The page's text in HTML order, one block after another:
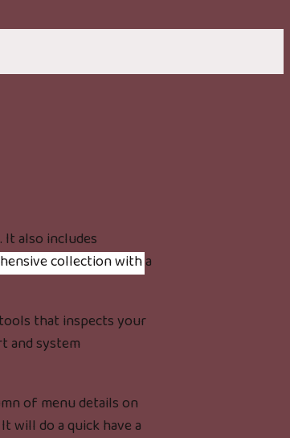
also includes
collection with a
that inspects your
and system
of menu details on
will do a quick have a